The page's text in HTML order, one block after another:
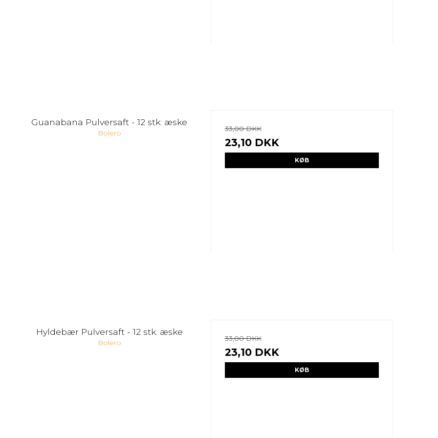
Guanabana Pulversaft - 12 stk. æske
Bolero
33,00 DKK
23,10 DKK
KØB
Hyldebær Pulversaft - 12 stk. æske
Bolero
33,00 DKK
23,10 DKK
KØB